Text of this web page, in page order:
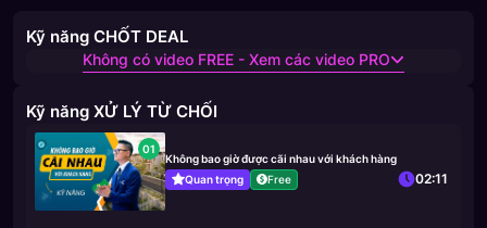
Kỹ năng CHỐT DEAL
Không có video FREE - Xem các video PRO
Kỹ năng XỬ LÝ TỪ CHỐI
01
Không bao giờ được cãi nhau với khách hàng
Quan trọng
Free 02:11